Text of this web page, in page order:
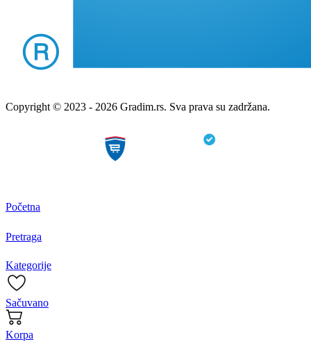
Copyright © 2023 - 2026 Gradim.rs. Sva prava su zadržana.
Početna
Pretraga
Kategorije
Sačuvano
Korpa